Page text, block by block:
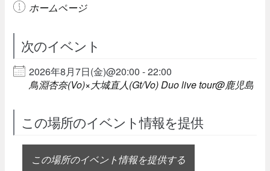
ホームページ
次のイベント
2026年8月7日(金)@20:00 - 22:00
鳥淵杏奈(Vo)×大城直人(Gt/Vo) Duo live tour@鹿児島
この場所のイベント情報を提供
この場所のイベント情報を提供する